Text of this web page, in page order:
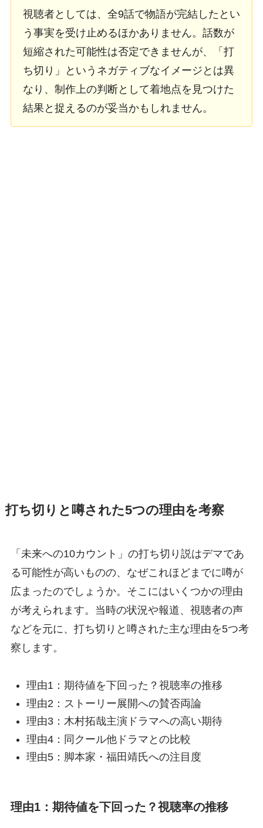
視聴者としては、全9話で物語が完結したとい
う事実を受け止めるほかありません。話数が
短縮された可能性は否定できませんが、「打
ち切り」というネガティブなイメージとは異
なり、制作上の判断として着地点を見つけた
結果と捉えるのが妥当かもしれません。
打ち切りと噂された5つの理由を考察
「未来への10カウント」の打ち切り説はデマであ
る可能性が高いものの、なぜこれほどまでに噂が
広まったのでしょうか。そこにはいくつかの理由
が考えられます。当時の状況や報道、視聴者の声
などを元に、打ち切りと噂された主な理由を5つ考
察します。
理由1：期待値を下回った？視聴率の推移
理由2：ストーリー展開への賛否両論
理由3：木村拓哉主演ドラマへの高い期待
理由4：同クール他ドラマとの比較
理由5：脚本家・福田靖氏への注目度
理由1：期待値を下回った？視聴率の推移